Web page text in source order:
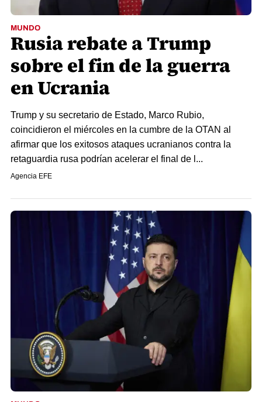
MUNDO
Rusia rebate a Trump
sobre el fin de la guerra
en Ucrania
Trump y su secretario de Estado, Marco Rubio,
coincidieron el miércoles en la cumbre de la OTAN al
afirmar que los exitosos ataques ucranianos contra la
retaguardia rusa podrían acelerar el final de l...
Agencia EFE